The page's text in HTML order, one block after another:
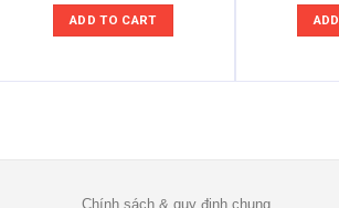
was:
798.000 ₫.
ADD TO CART
Chính sách & quy định chung